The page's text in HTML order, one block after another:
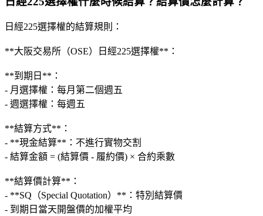
日經225選擇權的結算規則：
**大阪交易所（OSE）日經225選擇權**：
**到期日**：
- 月選擇權：每月第二個週五
- 週選擇權：每週五
**結算方式**：
- **現金結算**：不進行實物交割
- 結算金額 = (結算價 - 履約價) × 合約乘數
**結算價計算**：
- **SQ（Special Quotation）**：特別結算價
- 到期日當天開盤價的加權平均